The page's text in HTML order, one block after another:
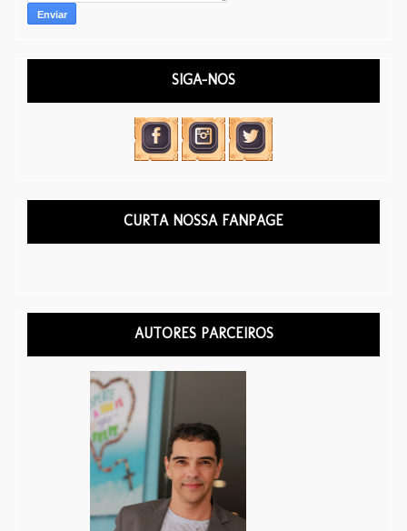
SIGA-NOS
CURTA NOSSA FANPAGE
AUTORES PARCEIROS